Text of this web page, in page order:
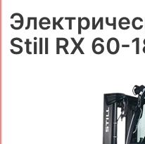
Still RX 60-